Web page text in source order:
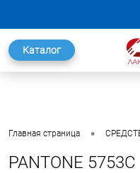
Каталог
Главная страница •
PANTONE